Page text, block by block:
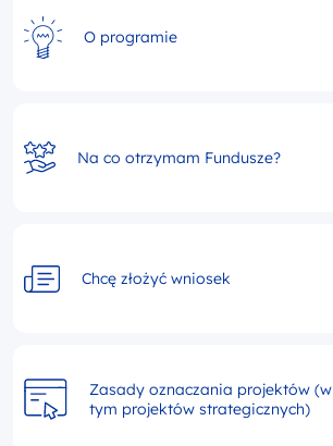
O programie
Na co otrzymam Fundusze?
Chcę złożyć wniosek
Zasady oznaczania projektów (w
tym projektów strategicznych)